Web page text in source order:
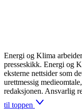
Energi og Klima
presseskikk. Energi og
eksterne nettsider som
urettmessig
redaksjonen. Ansvarlig
til toppen